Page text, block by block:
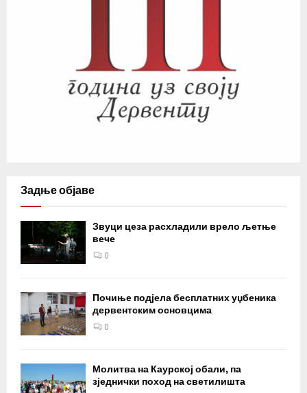
Задње објаве
Звуци цеза расхладили врело љетње
вече
0
Почиње подјела бесплатних уџбеника
дервентским основцима
0
Молитва на Каурској обали, па
зједнички поход на светилишта